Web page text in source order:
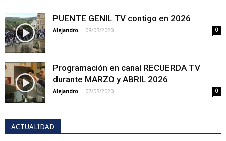
PUENTE GENIL TV contigo en 2026
Alejandro - 08/05/2020 0
Programación en canal RECUERDA TV
durante MARZO y ABRIL 2026
Alejandro - 07/05/2020 0
ACTUALIDAD